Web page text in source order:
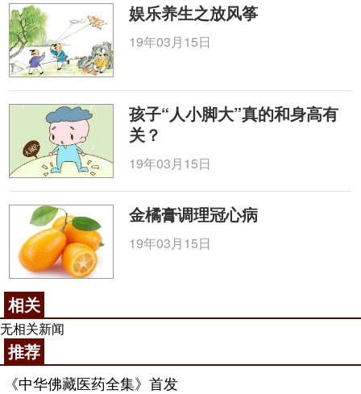
娱乐养生之放风筝
19年03月15日
孩子“人小脚大”真的和身高有
关？
19年03月15日
金橘膏调理冠心病
19年03月15日
相关
无相关新闻
推荐
《中华佛藏医药全集》首发